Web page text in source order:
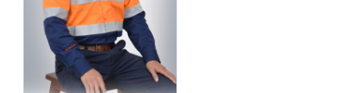
Оюу Толгой компанийн
Орон нутгийн дэмжлэг,
түншлэлийн менежер
Оюу Толгой компанийн
төлөөлөл